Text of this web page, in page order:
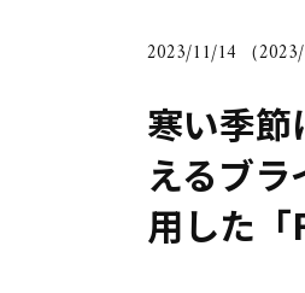
2023/11/14 （
寒い季
えるブ
用した